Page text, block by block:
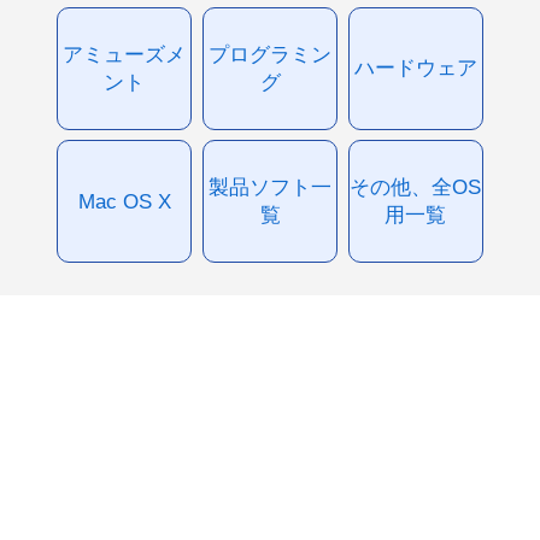
アミューズメ
ント
プログラミン
グ
ハードウェア
Mac OS X
製品ソフト一
覧
その他、全OS
用一覧